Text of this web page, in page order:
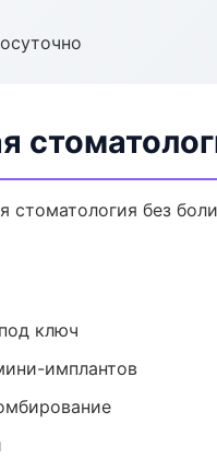
стоматология без
ключ
имплантов